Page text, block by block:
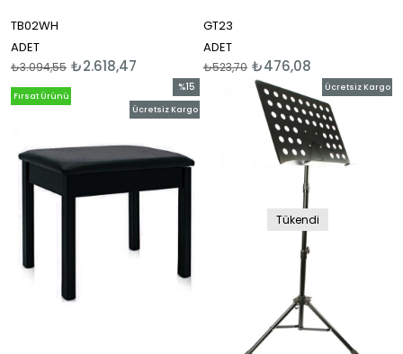
TB02WH
ADET
₺2.618,47
₺3.094,55
GT23
ADET
₺476,08
₺523,70
%15
İndirim
%15İndirim
Ücretsiz Kargo
Fırsat Ürünü
Tükendi
Ücretsiz Kargo